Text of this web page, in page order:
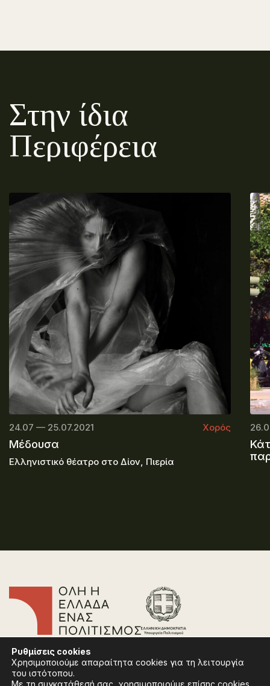
Στην ίδια
Περιφέρεια
24.07 — 25.07.2021 Χορός
Μέδουσα
Ελληνιστικό θέατρο στο Δίον, Πιερία
Συχνές Ερωτήσεις
Πολιτική Απορρήτου
Όροι Χρήσης
Ρυθμίσεις cookies
Χρησιμοποιούμε απαραίτητα cookies για τη λειτουργία
του ιστότοπου.
Με τη συγκατάθεσή σας, χρησιμοποιούμε επίσης cookies